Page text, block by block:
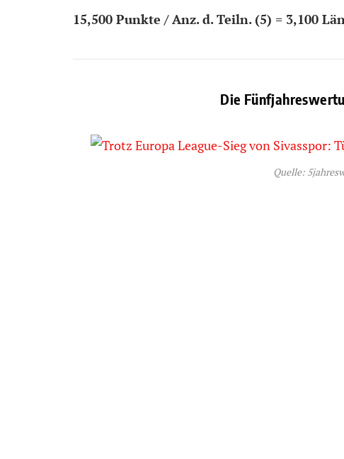
15,500 Punkte / Anz. d. Teiln. (5) = 3,100
Die
Quelle: